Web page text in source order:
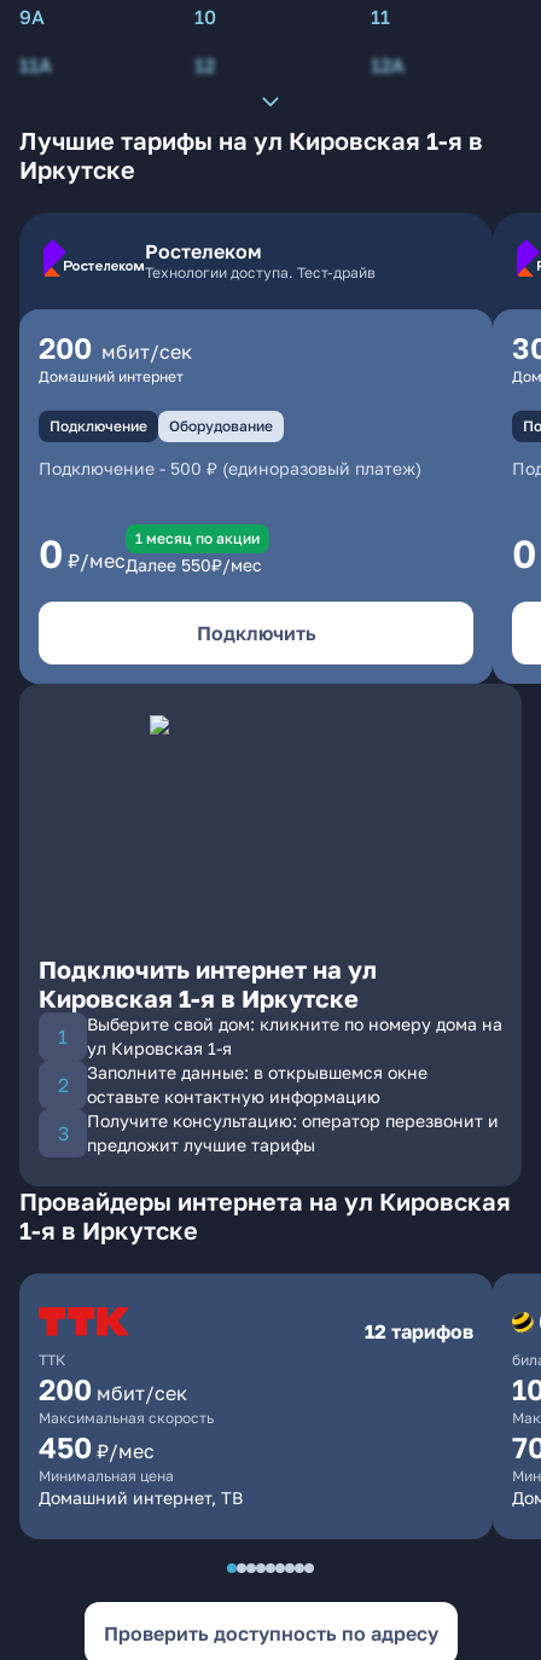
9А
10
11
11А
12 12А
Лучшие тарифы на ул Кировская 1-я в
Иркутске
Ростелеком
Технологии доступа. Тест-драйв
200 мбит/сек
Домашний интернет
Подключение Оборудование
Подключение - 500 ₽ (единоразовый платеж)
0 ₽/мес
1 месяц по акции
Далее 550₽/мес
Подключить
0
Подключить интернет на ул
Кировская 1-я в Иркутске
Выберите свой дом: кликните по номеру дома на
ул Кировская 1-я
Заполните данные: в открывшемся окне
оставьте контактную информацию
Получите консультацию: оператор перезвонит и
предложит лучшие тарифы
Провайдеры интернета на ул Кировская
1-я в Иркутске
ТТК
12 тарифов
200 мбит/сек
Максимальная скорость
450 ₽/мес
Минимальная цена
Домашний интернет, ТВ
Проверить доступность по адресу